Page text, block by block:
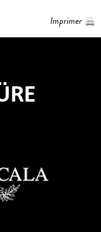
Imprimer